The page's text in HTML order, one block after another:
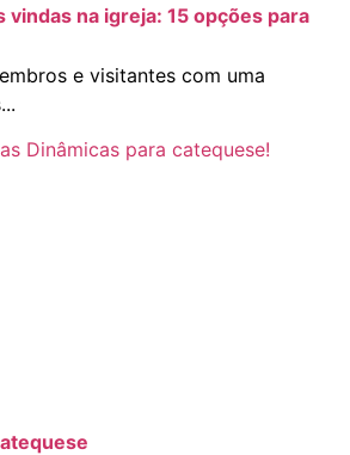
vindas na igreja: 15 opções para
e visitantes com uma